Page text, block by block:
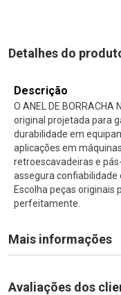
Detalhes do
Descrição
O ANEL DE
original projetada para
durabilidade em
aplicações em
retroescavadeiras e
assegura confiabilidade
Escolha peças
perfeitamente.
Mais informações
Avaliações dos